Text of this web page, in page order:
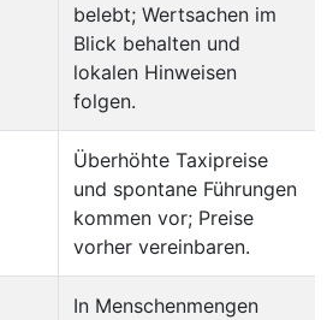
belebt; Wertsachen im
Blick behalten und
lokalen Hinweisen
folgen.
Überhöhte Taxipreise
und spontane Führungen
kommen vor; Preise
vorher vereinbaren.
In Menschenmengen